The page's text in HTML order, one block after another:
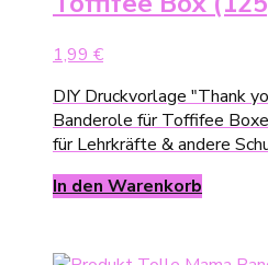
1,99 €
DIY Druckvorlage "Thank
Banderole für Toffifee
für Lehrkräfte & andere
In den Warenkorb